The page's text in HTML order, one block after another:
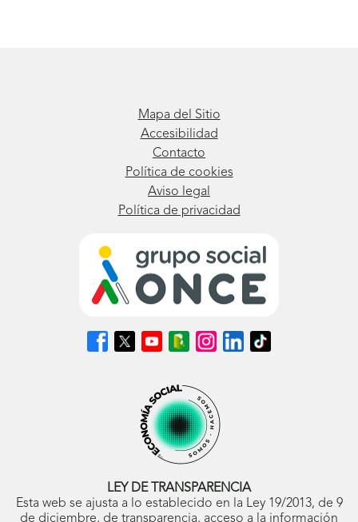
Mapa del Sitio
Accesibilidad
Contacto
Política de cookies
Aviso legal
Política de privacidad
Síguenos
en
Síguenos
en
ventana
nueva)
Síguenos
en
abrirá
en
ventana
nueva)
Síguenos
en
Blog
ONCE
(se
abrirá
en
ventana
Síguenos
en
abrirá
en
ventana
nueva)
Síguenos
en
Síguenos
en
LEY DE TRANSPARENCIA
Esta web se ajusta a lo establecido en la Ley 19/2013, de 9
de diciembre, de transparencia, acceso a la información